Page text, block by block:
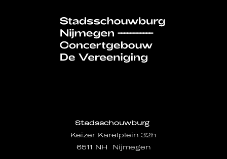
Stadsschouwburg
Keizer Karelplein 32h
6511 NH Nijmegen